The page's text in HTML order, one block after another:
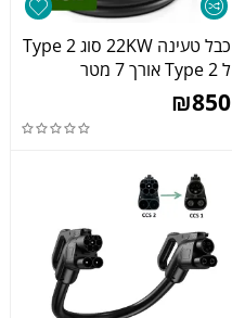
כבל טעינה 22KW סוג Type 2
ל Type 2 אורך 7 מטר
₪850